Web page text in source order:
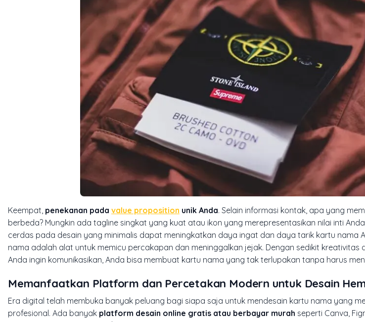
Keempat, penekanan pada value proposition unik Anda. Selain informasi kontak, apa yang
berbeda? Mungkin ada tagline singkat yang kuat atau ikon yang merepresentasikan nilai inti
cerdas pada desain yang minimalis dapat meningkatkan daya ingat dan daya tarik kartu nama
nama adalah alat untuk memicu percakapan dan meninggalkan jejak. Dengan sedikit
Anda ingin komunikasikan, Anda bisa membuat kartu nama yang tak terlupakan tanpa harus
Memanfaatkan Platform dan Percetakan Modern untuk Desain
Era digital telah membuka banyak peluang bagi siapa saja untuk mendesain kartu nama yang
profesional. Ada banyak platform desain online gratis atau berbayar murah seperti Canva,